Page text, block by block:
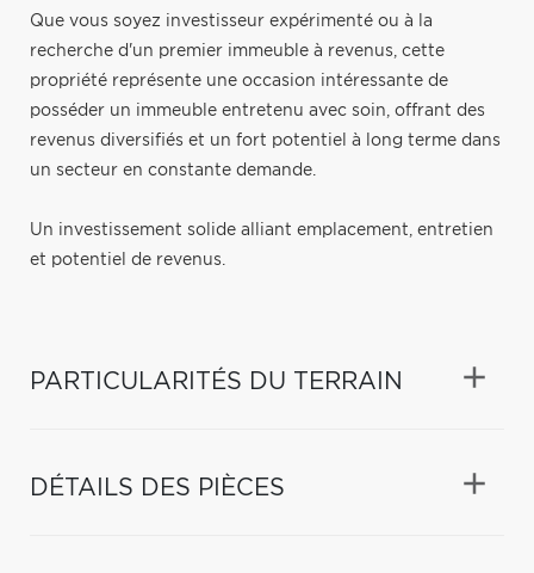
Que vous soyez investisseur expérimenté ou à la
recherche d'un premier immeuble à revenus, cette
propriété représente une occasion intéressante de
posséder un immeuble entretenu avec soin, offrant des
revenus diversifiés et un fort potentiel à long terme dans
un secteur en constante demande.
Un investissement solide alliant emplacement, entretien
et potentiel de revenus.
PARTICULARITÉS DU TERRAIN
DÉTAILS DES PIÈCES